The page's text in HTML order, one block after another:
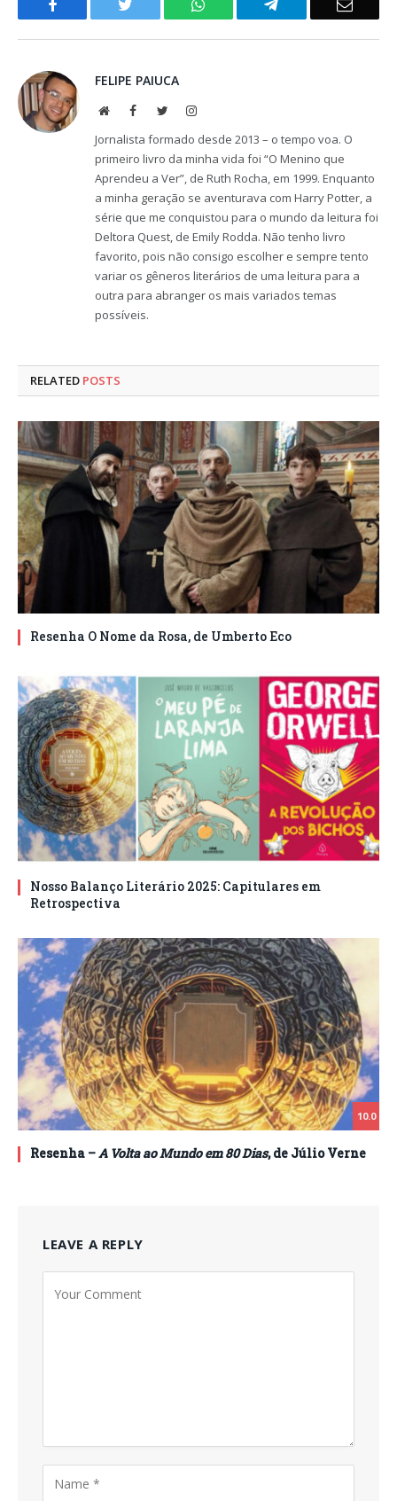
Facebook WhatsApp Telegram Email
FELIPE PAIUCA
WebsiteFacebookTwitterInstagram
Jornalista formado desde 2013 – o tempo voa. O
primeiro livro da minha vida foi “O Menino que
Aprendeu a Ver”, de Ruth Rocha, em 1999. Enquanto
a minha geração se aventurava com Harry Potter, a
série que me conquistou para o mundo da leitura foi
Deltora Quest, de Emily Rodda. Não tenho livro
favorito, pois não consigo escolher e sempre tento
variar os gêneros literários de uma leitura para a
outra para abranger os mais variados temas
possíveis.
RELATED POSTS
Resenha O Nome da Rosa, de Umberto Eco
Nosso Balanço Literário 2025: Capitulares em
Retrospectiva
10.0
Resenha –A Volta ao Mundo em 80 Dias, de Júlio Verne
LEAVE A REPLY